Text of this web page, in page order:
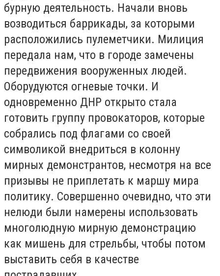
бурную деятельность. Начали вновь
возводиться баррикады, за которыми
расположились пулеметчики. Милиция
передала нам, что в городе замечены
передвижения вооруженных людей.
Оборудуются огневые точки. И
одновременно ДНР открыто стала
готовить группу провокаторов, которые
собрались под флагами со своей
символикой внедриться в колонну
мирных демонстрантов, несмотря на все
призывы не приплетать к маршу мира
политику. Совершенно очевидно, что эти
нелюди были намерены использовать
многолюдную мирную демонстрацию
как мишень для стрельбы, чтобы потом
выставить себя в качестве